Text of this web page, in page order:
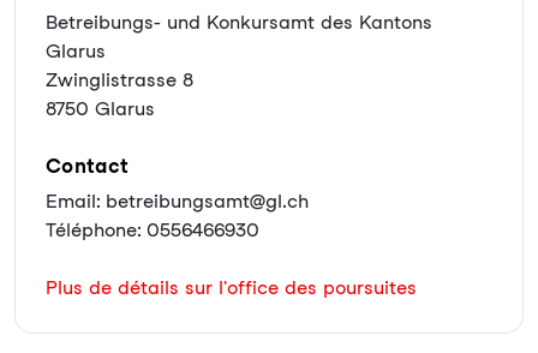
Betreibungs- und Konkursamt des Kantons
Glarus
Zwinglistrasse 8
8750 Glarus
Contact
Email: betreibungsamt@gl.ch
Téléphone: 0556466930
Plus de détails sur l'office des poursuites